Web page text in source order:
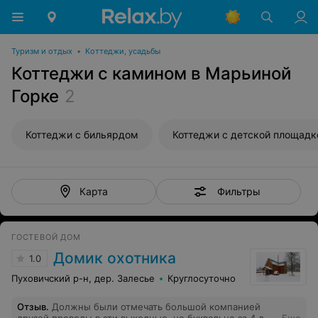
Туризм и отдых • Коттеджи, усадьбы
Коттеджи с камином в Марьиной
Горке 2
Коттеджи с бильярдом Коттеджи с детской
Карта Фильтры
ГОСТЕВОЙ ДОМ
1.0 Домик охотника
Пуховичский р-н, дер. Залесье Круглосуточно
Отзыв. Должны были отмечать большой компанией